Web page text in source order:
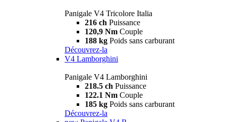
Panigale V4 Tricolore Italia
216 ch Puissance
120,9 Nm Couple
188 kg Poids sans carburant
Découvrez-la
V4 Lamborghini
Panigale V4 Lamborghini
218.5 ch Puissance
122.1 Nm Couple
185 kg Poids sans carburant
Découvrez-la